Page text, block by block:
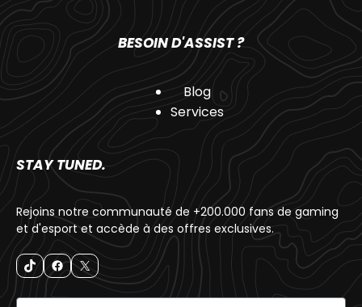
BESOIN D'ASSIST ?
Blog
Services
STAY TUNED.
Rejoins notre communauté de +200.000 fans de gaming
et d'esport et accède à des offres exclusives.